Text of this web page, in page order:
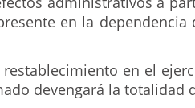
en la dependencia
en el
devengará la totalidad